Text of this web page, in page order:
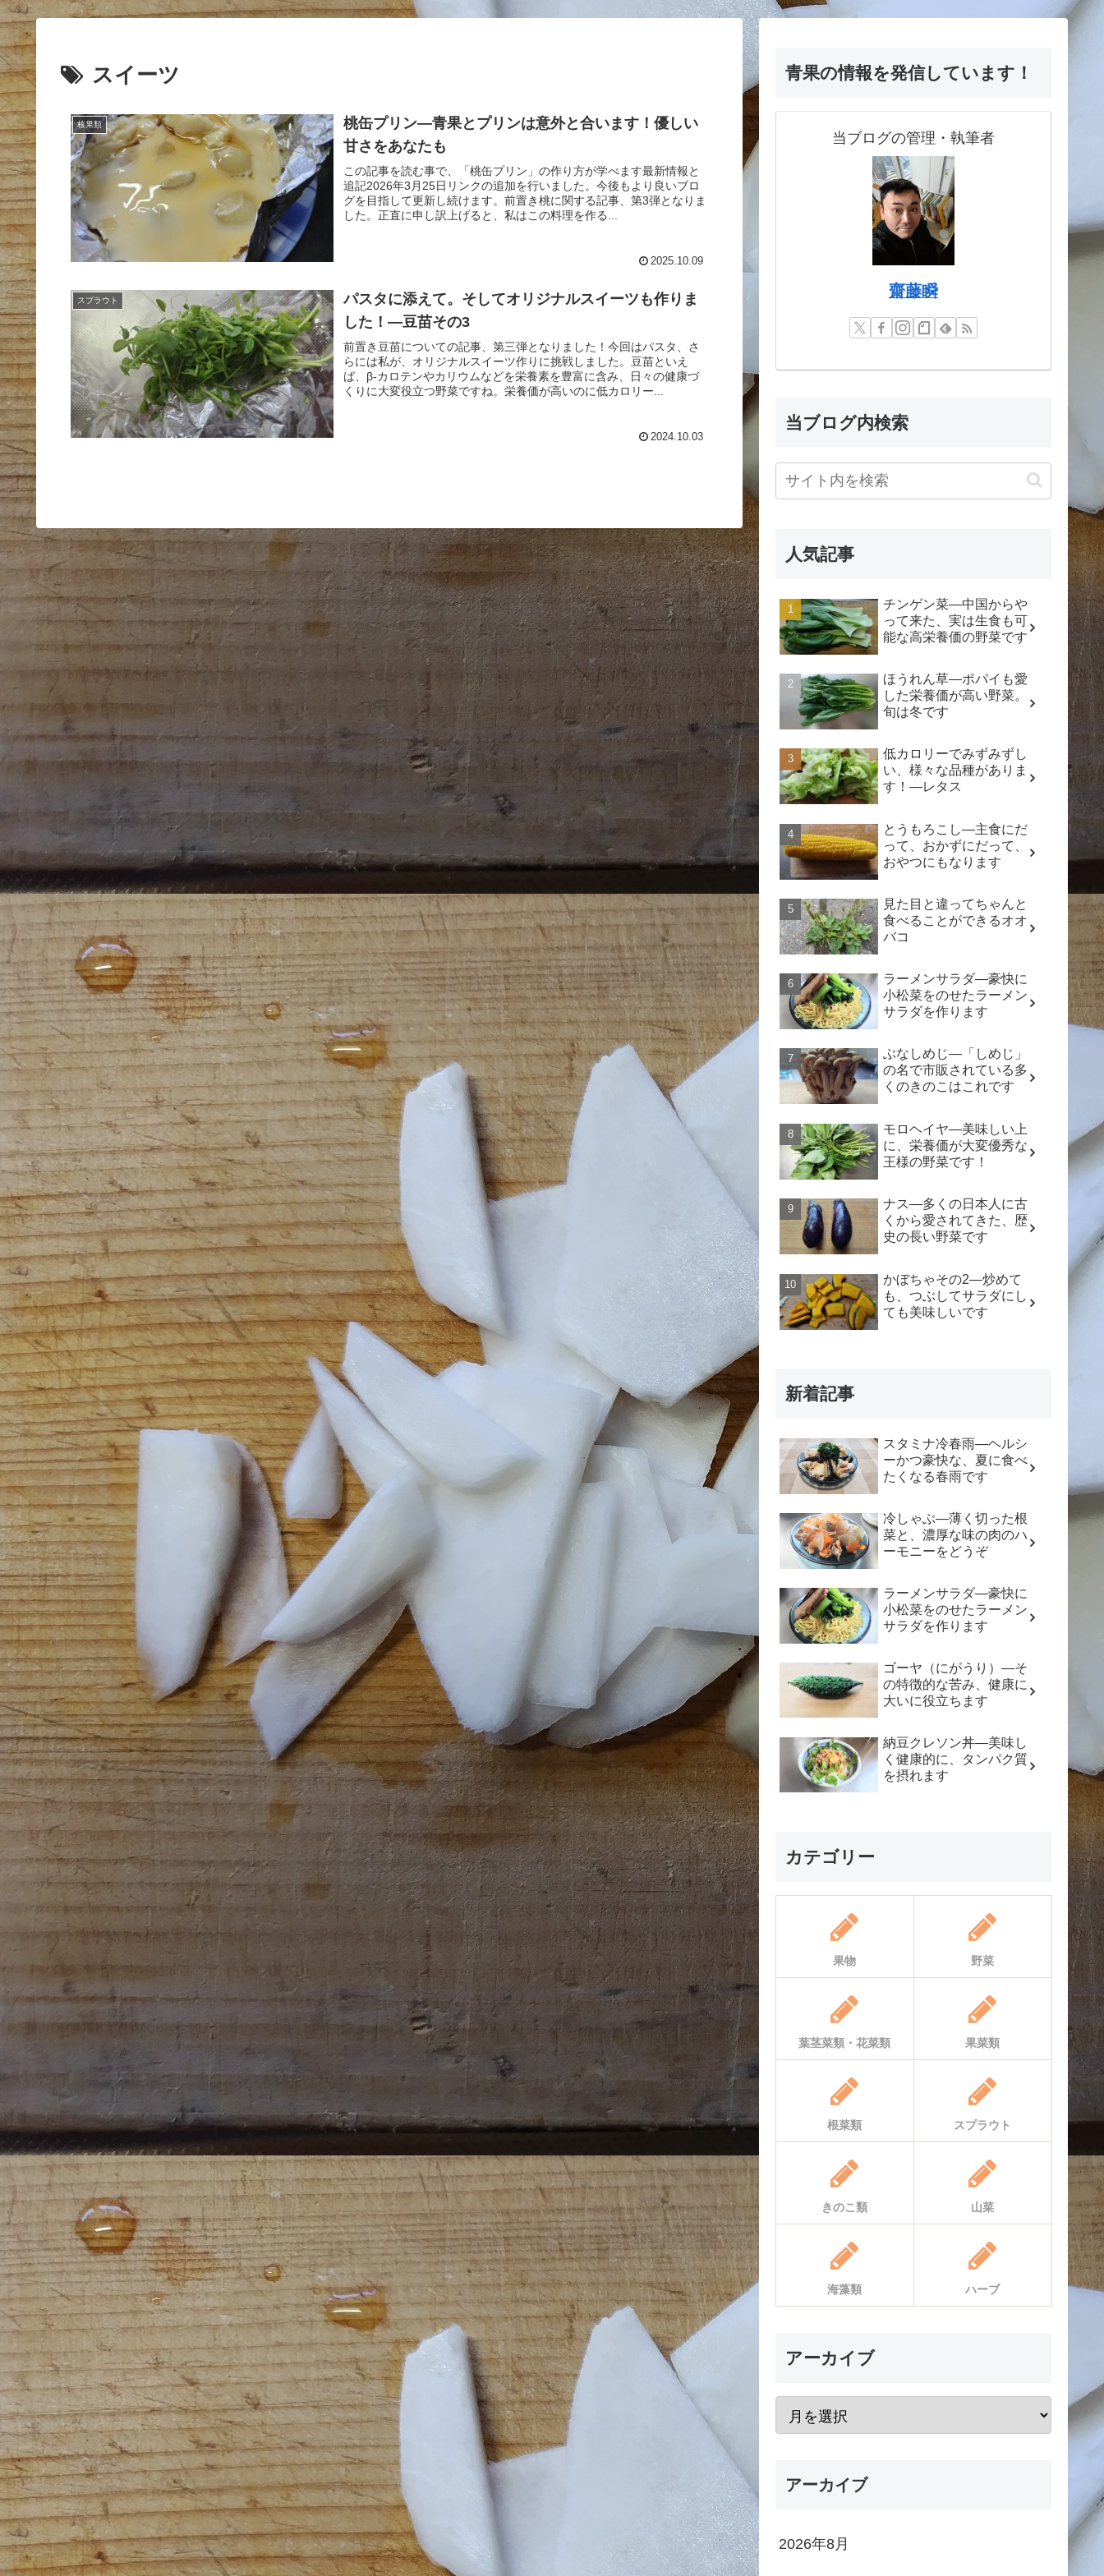
スイーツ
核果類
桃缶プリン―青果とプリンは意外と合います！優しい
甘さをあなたも
この記事を読む事で、「桃缶プリン」の作り方が学べます最新情報と
追記2026年3月25日リンクの追加を行いました。今後もより良いブロ
グを目指して更新し続けます。前置き桃に関する記事、第3弾となりま
した。正直に申し訳上げると、私はこの料理を作る...
2025.10.09
スプラウト
パスタに添えて。そしてオリジナルスイーツも作りま
した！―豆苗その3
前置き豆苗についての記事、第三弾となりました！今回はパスタ、さ
らには私が、オリジナルスイーツ作りに挑戦しました。豆苗といえ
ば、β‐カロテンやカリウムなどを栄養素を豊富に含み、日々の健康づ
くりに大変役立つ野菜ですね。栄養価が高いのに低カロリー...
2024.10.03
青果の情報を発信しています！
当ブログの管理・執筆者
齋藤瞬
当ブログ内検索
人気記事
チンゲン菜―中国からや
って来た、実は生食も可
能な高栄養価の野菜です
ほうれん草―ポパイも愛
した栄養価が高い野菜。
旬は冬です
低カロリーでみずみずし
い、様々な品種がありま
す！―レタス
とうもろこし―主食にだ
って、おかずにだって、
おやつにもなります
見た目と違ってちゃんと
食べることができるオオ
バコ
ラーメンサラダ―豪快に
小松菜をのせたラーメン
サラダを作ります
ぶなしめじ―「しめじ」
の名で市販されている多
くのきのこはこれです
モロヘイヤ―美味しい上
に、栄養価が大変優秀な
王様の野菜です！
ナス―多くの日本人に古
くから愛されてきた、歴
史の長い野菜です
かぼちゃその2―炒めて
も、つぶしてサラダにし
ても美味しいです
新着記事
スタミナ冷春雨―ヘルシ
ーかつ豪快な、夏に食べ
たくなる春雨です
冷しゃぶ―薄く切った根
菜と、濃厚な味の肉のハ
ーモニーをどうぞ
ラーメンサラダ―豪快に
小松菜をのせたラーメン
サラダを作ります
ゴーヤ（にがうり）―そ
の特徴的な苦み、健康に
大いに役立ちます
納豆クレソン丼―美味し
く健康的に、タンパク質
を摂れます
カテゴリー
果物 野菜
葉茎菜類・花菜類 果菜類
根菜類 スプラウト
きのこ類 山菜
海藻類 ハーブ
アーカイブ
アーカイブ
2026年8月